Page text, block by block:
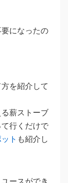
になったの
を紹介して
薪ストーブ
行くだけで
ト も紹介し
ースができ